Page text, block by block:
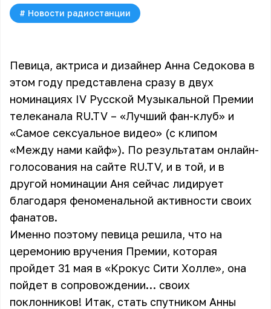
# Новости радиостанции
Певица, актриса и дизайнер Анна Седокова в
этом году представлена сразу в двух
номинациях IV Русской Музыкальной Премии
телеканала RU.TV – «Лучший фан-клуб» и
«Самое сексуальное видео» (с клипом
«Между нами кайф»). По результатам онлайн-
голосования на сайте RU.TV, и в той, и в
другой номинации Аня сейчас лидирует
благодаря феноменальной активности своих
фанатов.
Именно поэтому певица решила, что на
церемонию вручения Премии, которая
пройдет 31 мая в «Крокус Сити Холле», она
пойдет в сопровождении… своих
поклонников! Итак, стать спутником Анны